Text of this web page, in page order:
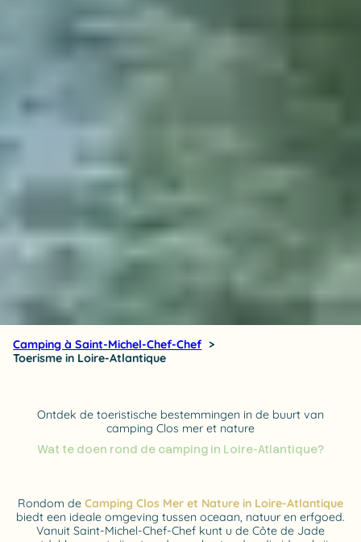
Camping à Saint-Michel-Chef-Chef
Toerisme in Loire-Atlantique
Ontdek de toeristische bestemmingen in de buurt van
camping Clos mer et nature
Wat te doen rond de camping in Loire-Atlantique?
Rondom de Camping Clos Mer et Nature in Loire-Atlantique
biedt een ideale omgeving tussen oceaan, natuur en erfgoed.
Vanuit Saint-Michel-Chef-Chef kunt u de Côte de Jade